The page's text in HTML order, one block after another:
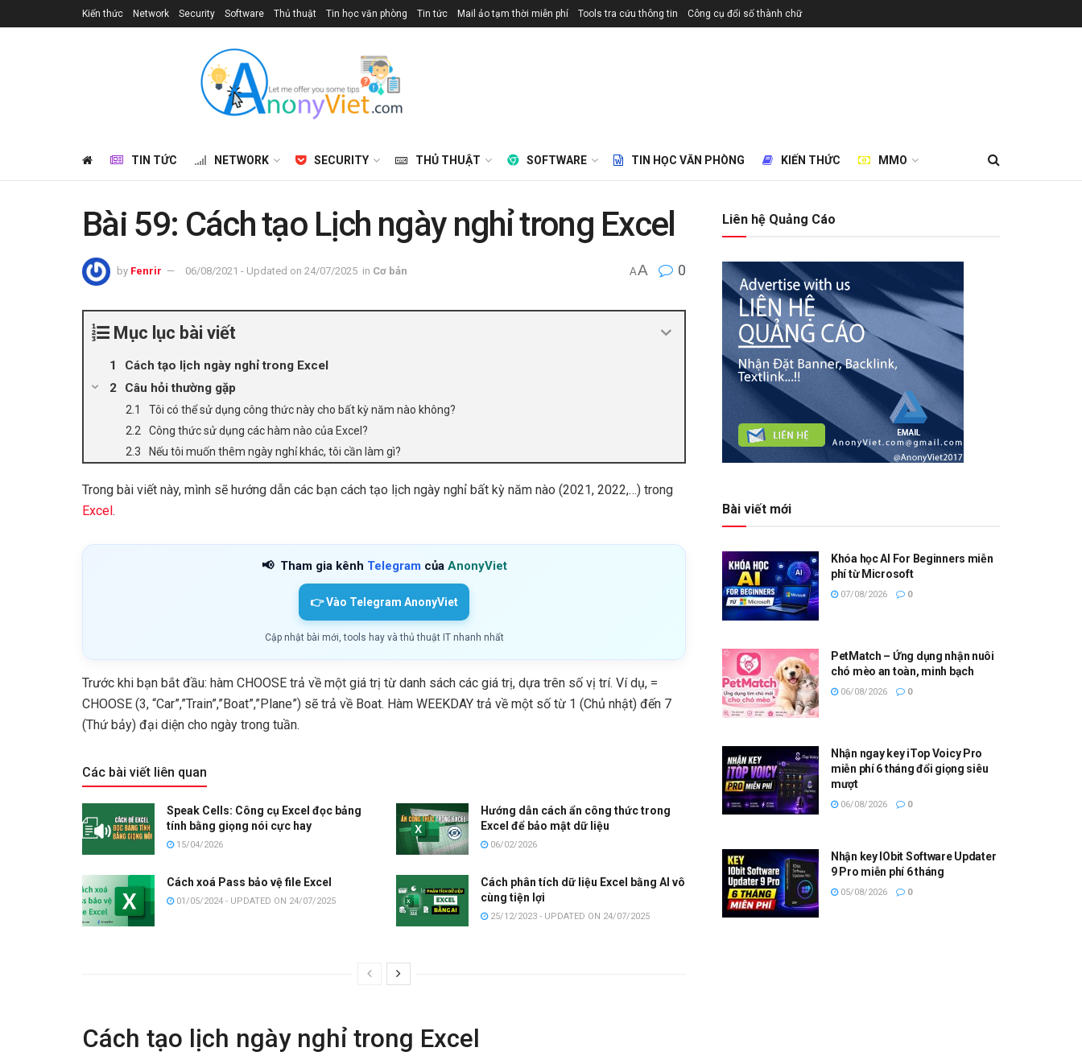
Kiến thức Network Security Software Thủ thuật Tin học văn phòng Tin tức Mail ảo tạm thời miễn phí Tools tra cứu thông tin Công cụ đổi số thành chữ
TIN TỨC NETWORK SECURITY THỦ THUẬT SOFTWARE TIN HỌC VĂN PHÒNG KIẾN THỨC MMO
Bài 59: Cách tạo Lịch ngày nghỉ trong Excel
by Fenrir 06/08/2021 - Updated on 24/07/2025 in Cơ bản AA 0
Mục lục bài viết
Cách tạo lịch ngày nghỉ trong Excel
Câu hỏi thường gặp
Tôi có thể sử dụng công thức này cho bất kỳ năm nào không?
Công thức sử dụng các hàm nào của Excel?
Nếu tôi muốn thêm ngày nghỉ khác, tôi cần làm gì?
Trong bài viết này, mình sẽ hướng dẫn các bạn cách tạo lịch ngày nghỉ bất kỳ năm nào (2021, 2022,…) trong
Excel.
📢 Tham gia kênh Telegram của AnonyViet
👉 Vào Telegram AnonyViet
Cập nhật bài mới, tools hay và thủ thuật IT nhanh nhất
Trước khi bạn bắt đầu: hàm CHOOSE trả về một giá trị từ danh sách các giá trị, dựa trên số vị trí. Ví dụ, =
CHOOSE (3, “Car”,”Train”,”Boat”,”Plane”) sẽ trả về Boat. Hàm WEEKDAY trả về một số từ 1 (Chủ nhật) đến 7
(Thứ bảy) đại diện cho ngày trong tuần.
Các bài viết liên quan
Speak Cells: Công cụ Excel đọc bảng
tính bằng giọng nói cực hay
15/04/2026
Hướng dẫn cách ẩn công thức trong
Excel để bảo mật dữ liệu
06/02/2026
Cách xoá Pass bảo vệ file Excel
01/05/2024 - UPDATED ON 24/07/2025
Cách phân tích dữ liệu Excel bằng AI vô
cùng tiện lợi
25/12/2023 - UPDATED ON 24/07/2025
Cách tạo lịch ngày nghỉ trong Excel
Liên hệ Quảng Cáo
Bài viết mới
Khóa học AI For Beginners miễn
phí từ Microsoft
07/08/2026 0
PetMatch – Ứng dụng nhận nuôi
chó mèo an toàn, minh bạch
06/08/2026 0
Nhận ngay key iTop Voicy Pro
miễn phí 6 tháng đổi giọng siêu
mượt
06/08/2026 0
Nhận key IObit Software Updater
9 Pro miễn phí 6 tháng
05/08/2026 0